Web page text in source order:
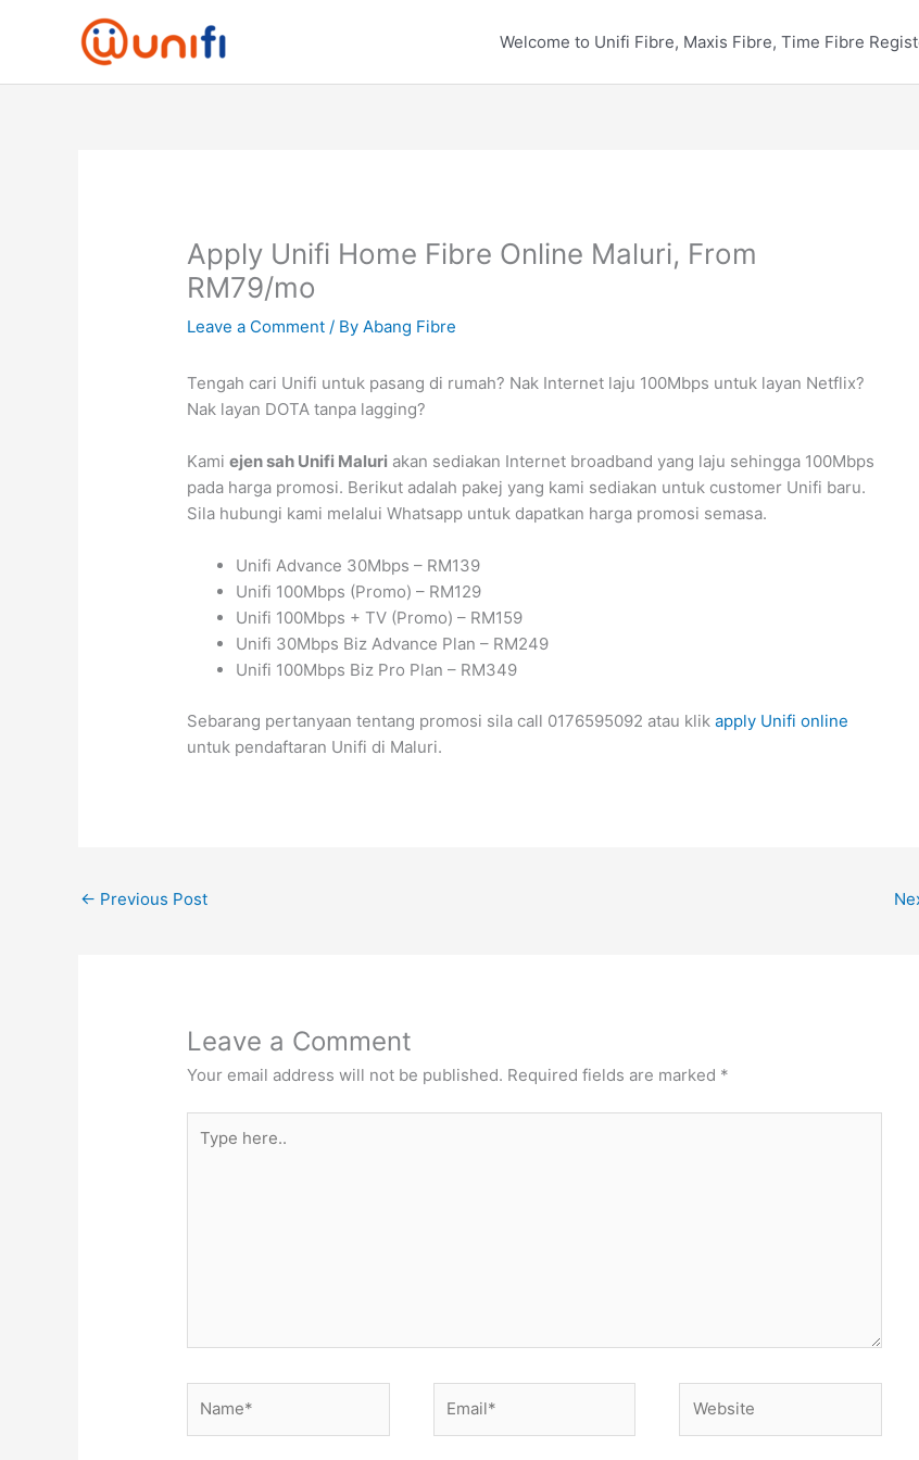
Welcome to Unifi Fibre, Maxis Fibre, Time Fibre
Apply Unifi Home Fibre Online Maluri, From
RM79/mo
Leave a Comment / ByAbang Fibre
Tengah cari Unifi untuk pasang di rumah? Nak Internet laju 100Mbps untuk layan Netflix?
Nak layan DOTA tanpa lagging?
Kamiejen sah Unifi Maluri akan sediakan Internet broadband yang laju sehingga 100Mbps
pada harga promosi. Berikut adalah pakej yang kami sediakan untuk customer Unifi baru.
Sila hubungi kami melalui Whatsapp untuk dapatkan harga promosi semasa.
Unifi Advance 30Mbps – RM139
Unifi 100Mbps (Promo) – RM129
Unifi 100Mbps + TV (Promo) – RM159
Unifi 30Mbps Biz Advance Plan – RM249
Unifi 100Mbps Biz Pro Plan – RM349
Sebarang pertanyaan tentang promosi sila call 0176595092 atau klikapply Unifi online
untuk pendaftaran Unifi di Maluri.
← Previous Post
Leave a Comment
Your email address will not be published. Required fields are marked *
here..